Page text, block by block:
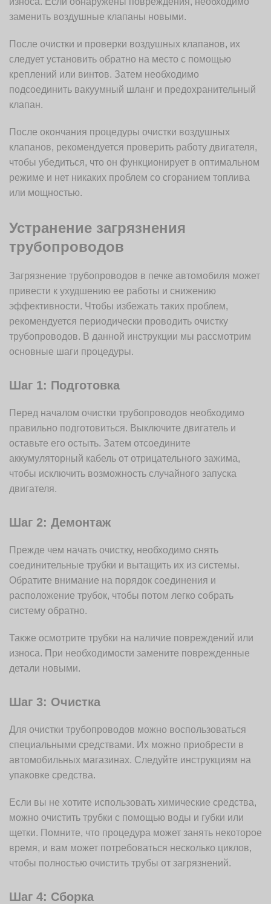
заменить воздушные клапаны новыми.
После очистки и проверки воздушных клапанов, их
следует установить обратно на место с помощью
креплений или винтов. Затем необходимо
подсоединить вакуумный шланг и предохранительный
клапан.
После окончания процедуры очистки воздушных
клапанов, рекомендуется проверить работу двигателя,
чтобы убедиться, что он функционирует в оптимальном
режиме и нет никаких проблем со сгоранием топлива
или мощностью.
Устранение загрязнения
трубопроводов
Загрязнение трубопроводов в печке автомобиля может
привести к ухудшению ее работы и снижению
эффективности. Чтобы избежать таких проблем,
рекомендуется периодически проводить очистку
трубопроводов. В данной инструкции мы рассмотрим
основные шаги процедуры.
Шаг 1: Подготовка
Перед началом очистки трубопроводов необходимо
правильно подготовиться. Выключите двигатель и
оставьте его остыть. Затем отсоедините
аккумуляторный кабель от отрицательного зажима,
чтобы исключить возможность случайного запуска
двигателя.
Шаг 2: Демонтаж
Прежде чем начать очистку, необходимо снять
соединительные трубки и вытащить их из системы.
Обратите внимание на порядок соединения и
расположение трубок, чтобы потом легко собрать
систему обратно.
Также осмотрите трубки на наличие повреждений или
износа. При необходимости замените поврежденные
детали новыми.
Шаг 3: Очистка
Для очистки трубопроводов можно воспользоваться
специальными средствами. Их можно приобрести в
автомобильных магазинах. Следуйте инструкциям на
упаковке средства.
Если вы не хотите использовать химические средства,
можно очистить трубки с помощью воды и губки или
щетки. Помните, что процедура может занять некоторое
время, и вам может потребоваться несколько циклов,
чтобы полностью очистить трубы от загрязнений.
Шаг 4: Сборка